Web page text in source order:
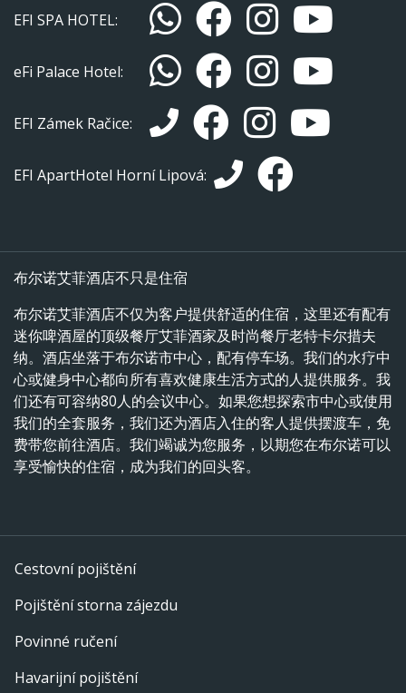
EFI SPA HOTEL:
eFi Palace Hotel:
EFI Zámek Račice:
EFI ApartHotel Horní Lipová:
布尔诺艾菲酒店不只是住宿
布尔诺艾菲酒店不仅为客户提供舒适的住宿，这里还有配有
迷你啤酒屋的顶级餐厅艾菲酒家及时尚餐厅老特卡尔措夫
纳。酒店坐落于布尔诺市中心，配有停车场。我们的水疗中
心或健身中心都向所有喜欢健康生活方式的人提供服务。我
们还有可容纳80人的会议中心。如果您想探索市中心或使用
我们的全套服务，我们还为酒店入住的客人提供摆渡车，免
费带您前往酒店。我们竭诚为您服务，以期您在布尔诺可以
享受愉快的住宿，成为我们的回头客。
Cestovní pojištění
Pojištění storna zájezdu
Povinné ručení
Havarijní pojištění